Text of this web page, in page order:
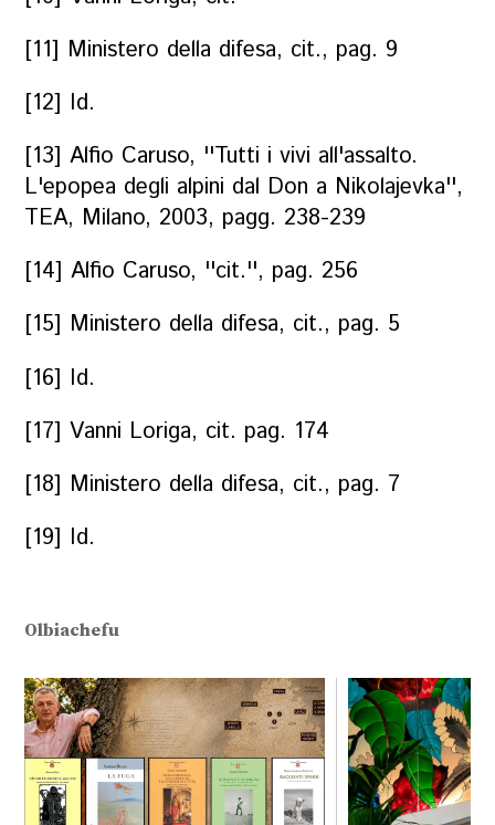
[11] Ministero della difesa, cit., pag. 9
[12] Id.
[13] Alfio Caruso, ''Tutti i vivi all'assalto.
L'epopea degli alpini dal Don a Nikolajevka'',
TEA, Milano, 2003, pagg. 238-239
[14] Alfio Caruso, ''cit.'', pag. 256
[15] Ministero della difesa, cit., pag. 5
[16] Id.
[17] Vanni Loriga, cit. pag. 174
[18] Ministero della difesa, cit., pag. 7
[19] Id.
Olbiachefu